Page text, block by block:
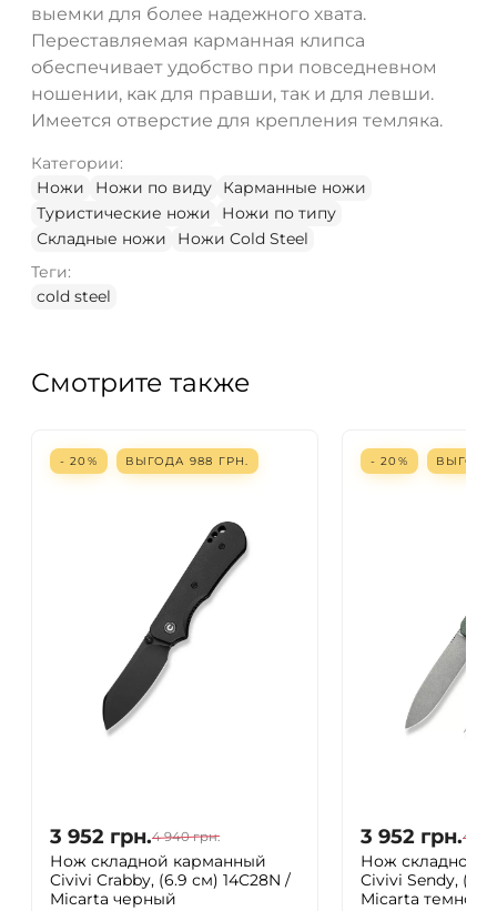
выемки для более надежного хвата.
Переставляемая карманная клипса
обеспечивает удобство при повседневном
ношении, как для правши, так и для левши.
Имеется отверстие для крепления темляка.
Категории:
Ножи
Ножи по виду
Карманные ножи
Туристические ножи
Ножи по типу
Складные ножи
Ножи Cold Steel
Теги:
cold steel
Смотрите также
- 20% ВЫГОДА 988 ГРН.
3 952 грн.4 940 грн.
Нож складной карманный
Civivi Crabby, (6.9 см) 14C28N /
Micarta черный
- 20%
3 952 грн.4
Нож складной
Civivi Sendy,
Micarta темно-